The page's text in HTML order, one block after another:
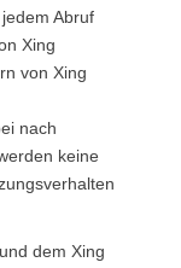
Abruf
Xing
von Xing
nach
keine
dem Xing